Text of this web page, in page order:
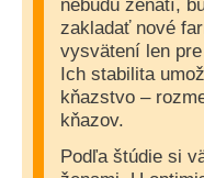
nebudú ženatí,
zakladať nové
vysvätení len
Ich stabilita
kňazstvo –
kňazov.
Podľa štúdie si